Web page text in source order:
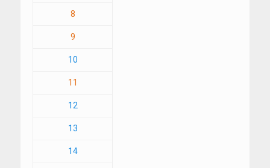
8
9
10
11
12
13
14